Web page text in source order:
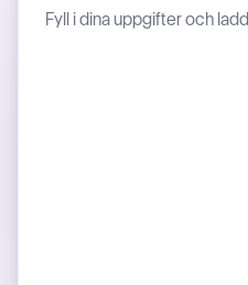
Fyll i dina uppgifter och